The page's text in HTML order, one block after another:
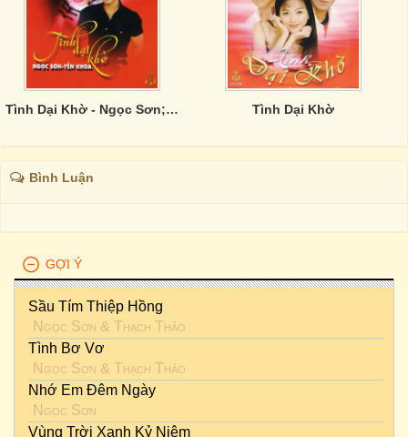
Tình Dại Khờ - Ngọc Sơn; Yến Khoa Tình Dại Khờ
Bình Luận
GỢI Ý
Sầu Tím Thiệp Hồng
Ngọc Sơn & Thạch Thảo
Tình Bơ Vơ
Ngọc Sơn & Thạch Thảo
Nhớ Em Đêm Ngày
Ngọc Sơn
Vùng Trời Xanh Kỷ Niệm